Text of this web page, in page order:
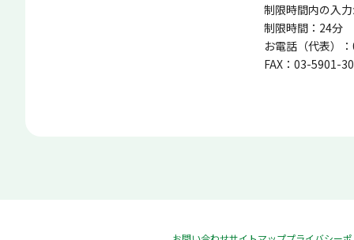
制限時間内の入
制限時間：24分
お電話（代表）
FAX：03-5901-